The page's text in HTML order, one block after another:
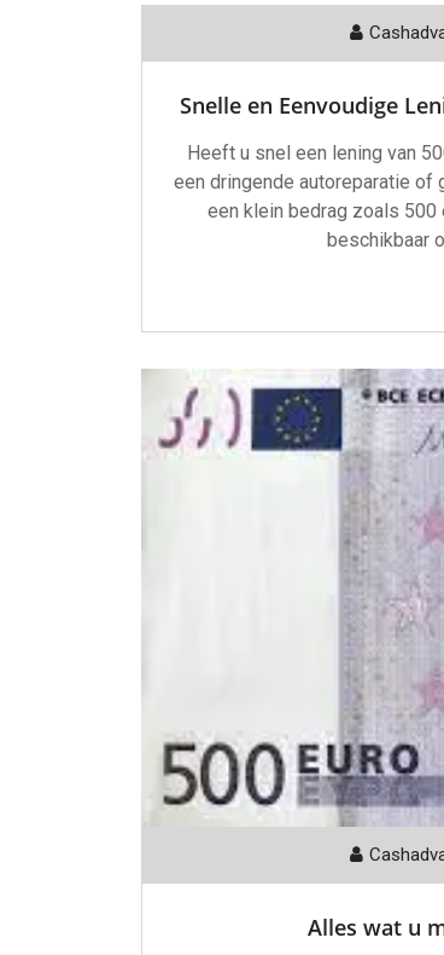
Snelle en Eenvoudige
Heeft u snel een lening van
een dringende autoreparatie of
een klein bedrag zoals 500
beschikbaar
Alles wat u